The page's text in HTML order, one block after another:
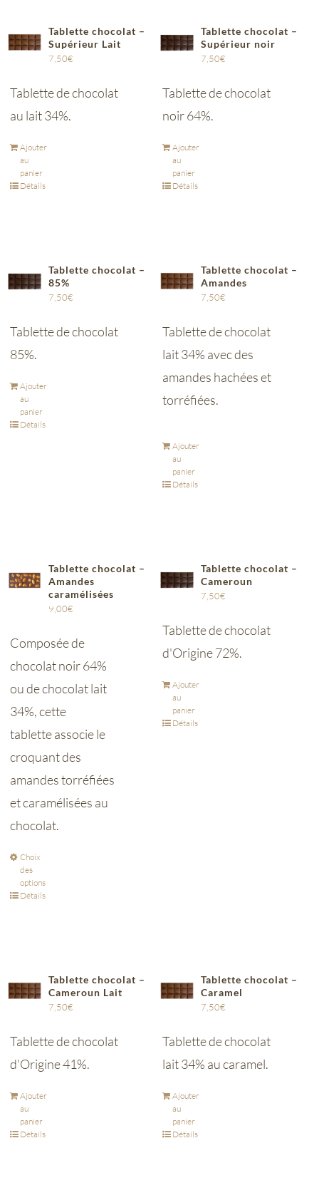
Tablette chocolat –
Supérieur Lait
7,50€
Tablette de chocolat
au lait 34%.
Ajouter
au
panier
Détails
Tablette chocolat –
Supérieur noir
7,50€
Tablette de chocolat
noir 64%.
Ajouter
au
panier
Détails
Tablette chocolat –
85%
7,50€
Tablette de chocolat
85%.
Ajouter
au
panier
Détails
Tablette chocolat –
Amandes
7,50€
Tablette de chocolat
lait 34% avec des
amandes hachées et
torréfiées.
Ajouter
au
panier
Détails
Tablette chocolat –
Amandes
caramélisées
9,00€
Composée de
chocolat noir 64%
ou de chocolat lait
34%, cette
tablette associe le
croquant des
amandes torréfiées
et caramélisées au
chocolat.
Choix
des
options
Détails
Tablette chocolat –
Cameroun
7,50€
Tablette de chocolat
d'Origine 72%.
Ajouter
au
panier
Détails
Tablette chocolat –
Cameroun Lait
7,50€
Tablette de chocolat
d'Origine 41%.
Ajouter
au
panier
Détails
Tablette chocolat –
Caramel
7,50€
Tablette de chocolat
lait 34% au caramel.
Ajouter
au
panier
Détails